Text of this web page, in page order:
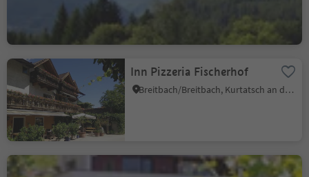
Inn Pizzeria Fischerhof
Breitbach/Breitbach, Kurtatsch an der Weinstraße/Cortaccia sulla Strada del Vino, Alto Adige Wine Road
Osteria Contadina -